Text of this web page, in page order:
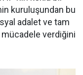
kuruluşundan bu
adalet ve tam
mücadele verdiğini